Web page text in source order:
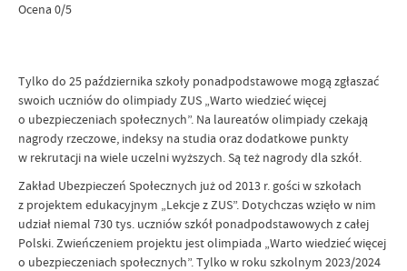
Ocena 0/5
Tylko do 25 października szkoły ponadpodstawowe mogą zgłaszać
swoich uczniów do olimpiady ZUS „Warto wiedzieć więcej
o ubezpieczeniach społecznych”. Na laureatów olimpiady czekają
nagrody rzeczowe, indeksy na studia oraz dodatkowe punkty
w rekrutacji na wiele uczelni wyższych. Są też nagrody dla szkół.
Zakład Ubezpieczeń Społecznych już od 2013 r. gości w szkołach
z projektem edukacyjnym „Lekcje z ZUS”. Dotychczas wzięło w nim
udział niemal 730 tys. uczniów szkół ponadpodstawowych z całej
Polski. Zwieńczeniem projektu jest olimpiada „Warto wiedzieć więcej
o ubezpieczeniach społecznych”. Tylko w roku szkolnym 2023/2024